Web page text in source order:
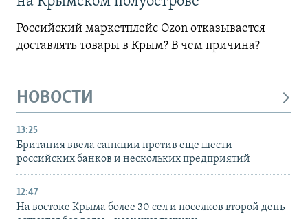
Российский маркетплейс Ozon отказывается
доставлять товары в Крым? В чем причина?
НОВОСТИ
13:25
Британия ввела санкции против еще шести
российских банков и нескольких предприятий
12:47
На востоке Крыма более 30 сел и поселков второй день